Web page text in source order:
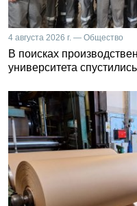
4 августа 2026 г. — Общество
В поисках
университета